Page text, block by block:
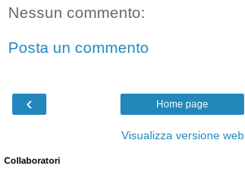
Nessun commento:
Posta un commento
‹ Home page
Visualizza versione web
Collaboratori